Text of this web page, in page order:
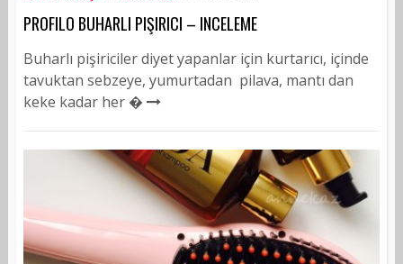
PROFILO BUHARLI PIŞIRICI – INCELEME
Buharlı pişiriciler diyet yapanlar için kurtarıcı, içinde
tavuktan sebzeye, yumurtadan pilava, mantı dan
keke kadar her �